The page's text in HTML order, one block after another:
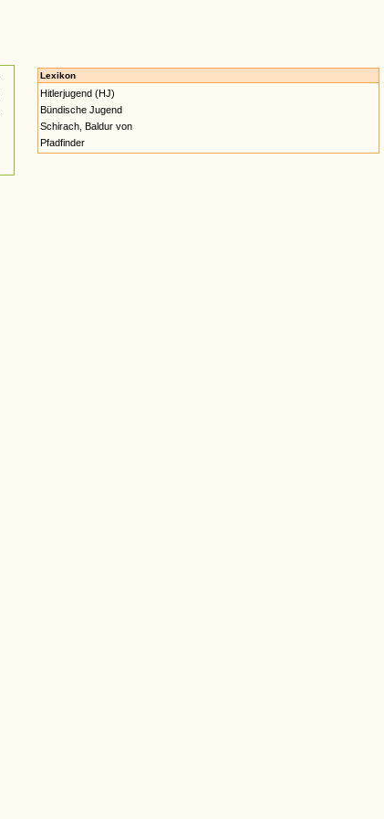
Lexikon
Hitlerjugend (HJ)
Bündische Jugend
Schirach, Baldur von
Pfadfinder